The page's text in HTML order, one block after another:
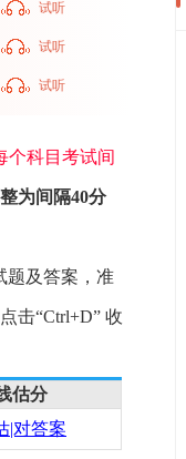
试听
试听
试听
个科目考试间
为间隔40分
题及答案，准
击“Ctrl+D” 收
估分
|对答案